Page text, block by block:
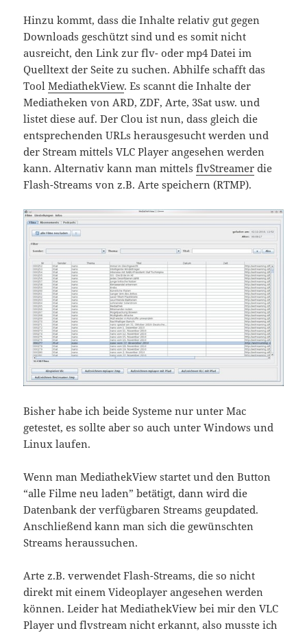
Hinzu kommt, dass die Inhalte relativ gut gegen
Downloads geschützt sind und es somit nicht
ausreicht, den Link zur flv- oder mp4 Datei im
Quelltext der Seite zu suchen. Abhilfe schafft das
ToolMediathekView. Es scannt die Inhalte der
Mediatheken von ARD, ZDF, Arte, 3Sat usw. und
listet diese auf. Der Clou ist nun, dass gleich die
entsprechenden URLs herausgesucht werden und
der Stream mittels VLC Player angesehen werden
kann. Alternativ kann man mittelsflvStreamer die
Flash-Streams von z.B. Arte speichern (RTMP).
Bisher habe ich beide Systeme nur unter Mac
getestet, es sollte aber so auch unter Windows und
Linux laufen.
Wenn man MediathekView startet und den Button
“alle Filme neu laden” betätigt, dann wird die
Datenbank der verfügbaren Streams geupdated.
Anschließend kann man sich die gewünschten
Streams heraussuchen.
Arte z.B. verwendet Flash-Streams, die so nicht
direkt mit einem Videoplayer angesehen werden
können. Leider hat MediathekView bei mir den VLC
Player und flvstream nicht erkannt, also musste ich